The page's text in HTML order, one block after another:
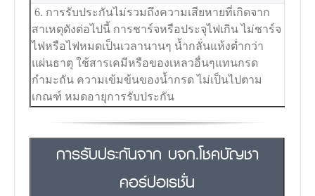
6. การรับประกันไม่รวมถึงความเสียหายที่เกิดจาก
สาเหตุดังต่อไปนี้ การชาร์จหรือประจุไฟเกิน ไม่ชาร์จ
ไฟหรือไฟหมดเป็นเวลานานๆ น้ำกลั่นแห้งต่ำกว่า
แผ่นธาตุ ใช้สารเคมีหรือของเหลวอื่นๆแทนกรด
กำมะถัน ความเข้มข้นของน้ำกรด ไม่เป็นไปตาม
เกณฑ์ หมดอายุการรับประกัน
การรับประกันจาก บจก.โชคบัญชา
คอร์ปอเรชั่น